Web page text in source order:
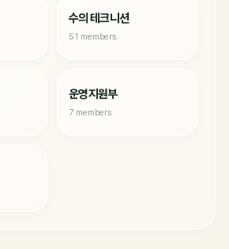
수의 테크니션
51 members
운영지원부
7 members